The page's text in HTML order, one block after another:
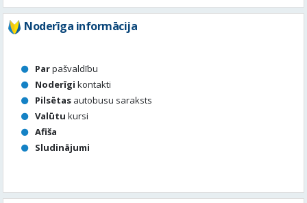
Noderīga informācija
Parpašvaldību
Noderīgi kontakti
Pilsētas autobusu saraksts
Valūtu kursi
Afiša
Sludinājumi